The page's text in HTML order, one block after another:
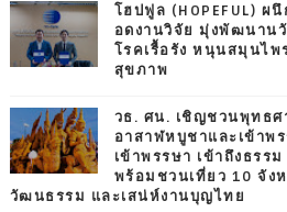
โฮปฟูล (HOPEFUL) ผ
อดงานวิจัย มุ่งพัฒนาน
โรคเรื้อรัง หนุนสมุนไ
สุขภาพ
วธ. ศน. เชิญชวนพุทธ
อาสาฬหบูชาและเข้าพ
เข้าพรรษา เข้าถึงธรร
พร้อมชวนเที่ยว 10 จัง
วัฒนธรรม และเสน่ห์งานบุญไทย